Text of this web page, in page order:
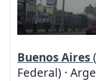
Buenos Aires
Federal) ·